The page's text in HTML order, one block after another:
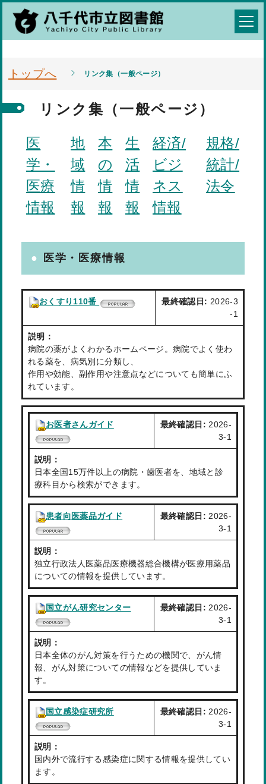
トップへ リンク集（一般ページ）
リンク集（一般ページ）
医
学・
医療
情報
地
域
情
報
本
の
情
報
生
活
情
報
経済/
ビジ
ネス
情報
規格/
統計/
法令
医学・医療情報
おくすり110番 最終確認日: 2026-3
-1
説明：
病院の薬がよくわかるホームページ。病院でよく使わ
れる薬を、病気別に分類し、
作用や効能、副作用や注意点などについても簡単にふ
れています。
お医者さんガイド 最終確認日:2026-
3-1
説明：
日本全国15万件以上の病院・歯医者を、地域と診
療科目から検索ができます。
患者向医薬品ガイド 最終確認日:2026-
3-1
説明：
独立行政法人医薬品医療機器総合機構が医療用薬品
についての情報を提供しています。
国立がん研究センター 最終確認日:2026-
3-1
説明：
日本全体のがん対策を行うための機関で、がん情
報、がん対策についての情報などを提供していま
す。
国立感染症研究所 最終確認日:2026-
3-1
説明：
国内外で流行する感染症に関する情報を提供してい
ます。